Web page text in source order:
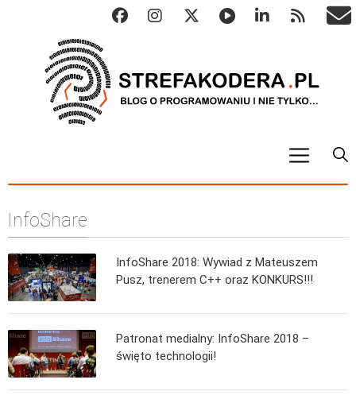
Metody numeryczne
Algorytmy konwersji
InfoShare
InfoShare 2018: Wywiad z Mateuszem
Pusz, trenerem C++ oraz KONKURS!!!
Patronat medialny: InfoShare 2018 –
święto technologii!